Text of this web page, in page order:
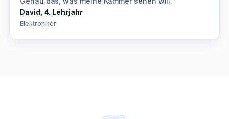
David, 4. Lehrjahr
Elektroniker